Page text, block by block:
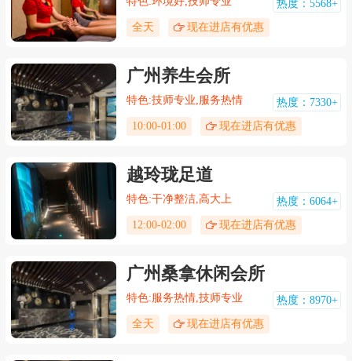
热度：5568+
全天
现在进店有优惠
广州养生会所
特色:技师专业,服务热情
热度：7330+
10:00-01:00
现在进店有优惠
越玲珑足道
特色:干净整洁,高大上
热度：6064+
12:00-02:00
现在进店有优惠
广州桑拿休闲会所
特色:服务热情,技师专业
热度：8970+
全天
现在进店有优惠